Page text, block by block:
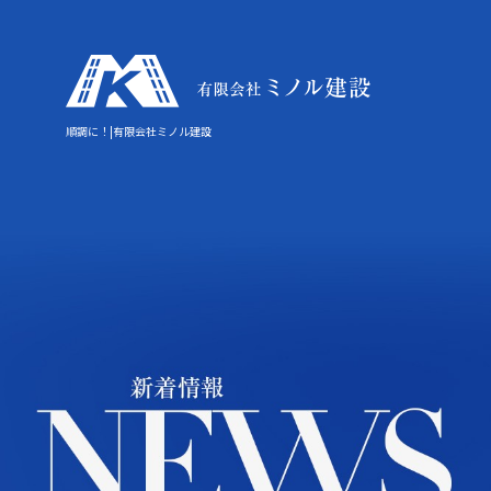
順調に！|有限会社ミノル建設